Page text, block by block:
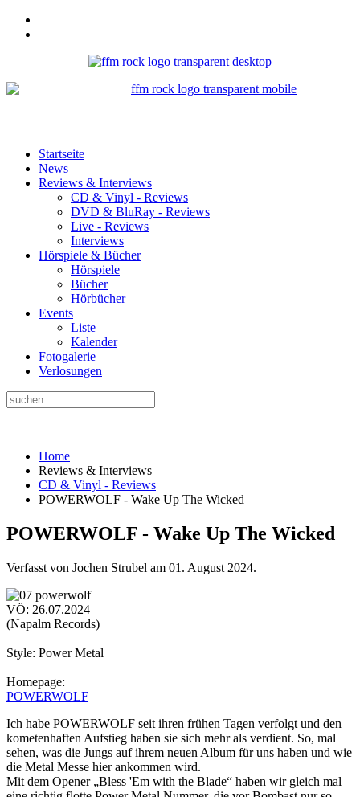
Startseite
News
Reviews & Interviews
CD & Vinyl - Reviews
DVD & BluRay - Reviews
Live - Reviews
Interviews
Hörspiele & Bücher
Hörspiele
Bücher
Hörbücher
Events
Liste
Kalender
Fotogalerie
Verlosungen
Home
Reviews & Interviews
CD & Vinyl - Reviews
POWERWOLF - Wake Up The Wicked
POWERWOLF - Wake Up The Wicked
Verfasst von Jochen Strubel am 01. August 2024.
VÖ: 26.07.2024
(Napalm Records)
Style: Power Metal
Homepage:
POWERWOLF
Ich habe POWERWOLF seit ihren frühen Tagen verfolgt und den
kometenhaften Aufstieg haben sie sich mehr als verdient. So, mal
sehen, was die Jungs auf ihrem neuen Album für uns haben und wie
die Metal Messe hier ankommen wird.
Mit dem Opener „Bless 'Em with the Blade“ haben wir gleich mal